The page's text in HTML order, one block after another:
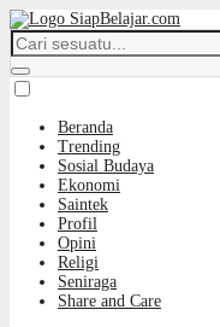
Beranda
Trending
Sosial Budaya
Ekonomi
Saintek
Profil
Opini
Religi
Seniraga
Share and Care